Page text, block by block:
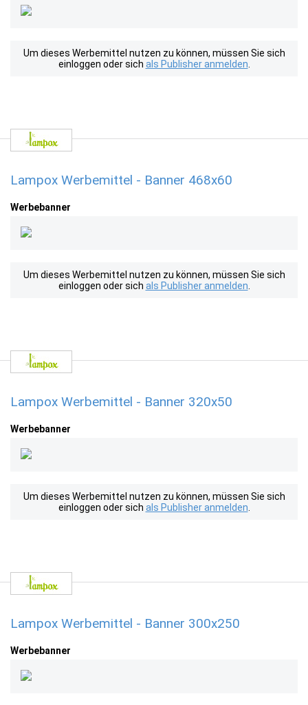
Um dieses Werbemittel nutzen zu können, müssen Sie sich
einloggen oder sich als Publisher anmelden
Lampox Werbemittel - Banner 468x60
Werbebanner
Um dieses Werbemittel nutzen zu können, müssen Sie sich
einloggen oder sich als Publisher anmelden
Lampox Werbemittel - Banner 320x50
Werbebanner
Um dieses Werbemittel nutzen zu können, müssen Sie sich
einloggen oder sich als Publisher anmelden
Lampox Werbemittel - Banner 300x250
Werbebanner